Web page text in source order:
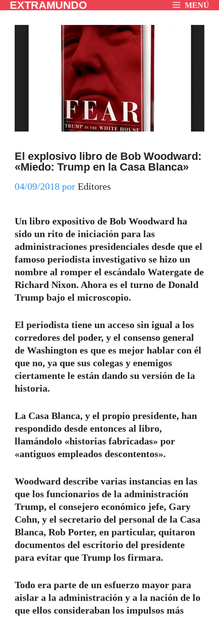
SaltarEXTRAMUNDO MENÚ
El explosivo libro de Bob Woodward:
«Miedo: Trump en la Casa Blanca»
04/09/2018 por Editores
Un libro expositivo de Bob Woodward ha
sido un rito de iniciación para las
administraciones presidenciales desde que el
famoso periodista investigativo se hizo un
nombre al romper el escándalo Watergate de
Richard Nixon. Ahora es el turno de Donald
Trump bajo el microscopio.
El periodista tiene un acceso sin igual a los
corredores del poder, y el consenso general
de Washington es que es mejor hablar con él
que no, ya que sus colegas y enemigos
ciertamente le están dando su versión de la
historia.
La Casa Blanca, y el propio presidente, han
respondido desde entonces al libro,
llamándolo «historias fabricadas» por
«antiguos empleados descontentos».
Woodward describe varias instancias en las
que los funcionarios de la administración
Trump, el consejero económico jefe, Gary
Cohn, y el secretario del personal de la Casa
Blanca, Rob Porter, en particular, quitaron
documentos del escritorio del presidente
para evitar que Trump los firmara.
Todo era parte de un esfuerzo mayor para
aislar a la administración y a la nación de lo
que ellos consideraban los impulsos más